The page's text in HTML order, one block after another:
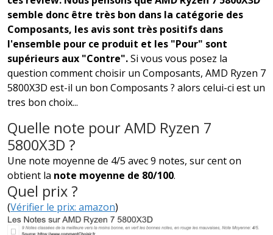
semble donc être très bon dans la catégorie des
Composants, les avis sont très positifs dans
l'ensemble pour ce produit et les "Pour" sont
supérieurs aux "Contre".Si vous vous posez la
question comment choisir un Composants, AMD Ryzen 7
5800X3D est-il un bon Composants ? alors celui-ci est un
tres bon choix...
Quelle note pour AMD Ryzen 7
5800X3D ?
Une note moyenne de 4/5 avec 9 notes, sur cent on
obtient la note moyenne de 80/100.
Quel prix ?
(Vérifier le prix: amazon)